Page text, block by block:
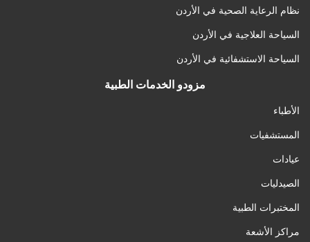
نظام الرعاية الصحية في الأردن
السياحة العلاجية في الأردن
السياحة الاستشفائية في الأردن
مزودو الخدمات الطبية
الأطباء
المستشفيات
عيادات
الصيدليات
المختبرات الطبية
مراكز الأشعة